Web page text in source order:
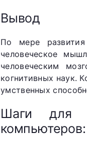
Вывод
По мере
человеческое
человеческим
когнитивных наук.
умственных
Шаги для
компьютеров: